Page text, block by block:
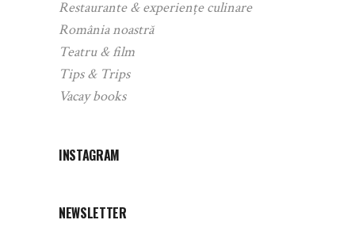
Restaurante & experiențe culinare
România noastră
Teatru & film
Tips & Trips
Vacay books
INSTAGRAM
NEWSLETTER